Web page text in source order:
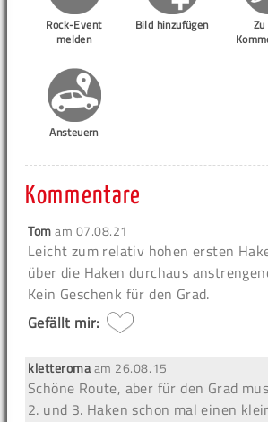
Rock-Event
melden
Bild hinzufügen
Ansteuern
Kommentare
Tomam 07.08.21
Leicht zum relativ hohen ersten
über die Haken durchaus
Kein Geschenk für den Grad.
Gefällt mir:
kletteromaam 26.08.15
Schöne Route, aber für den Grad
2. und 3. Haken schon mal einen